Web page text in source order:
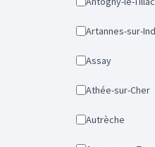
Artannes-sur-
Assay
Athée-sur-Cher
Autrèche